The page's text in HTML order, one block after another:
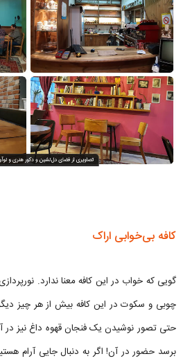
کافه بی‌خوابی اراک
گویی که خواب در این کافه معنا ندارد.
چوبی و سکوت در این کافه بیش از هر چیز
حتی تصور نوشیدن یک فنجان قهوه داغ نیز در
برسد حضور در آن! اگر به دنبال جایی آرام